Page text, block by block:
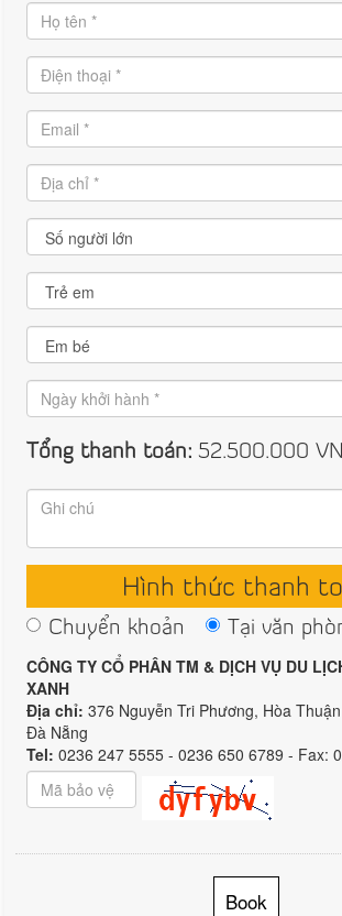
Tổng thanh toán: 52.500.000
Hình thức thanh
Chuyển khoản
Tại văn
CÔNG TY CỔ PHÂN TM & DỊCH VỤ DU
XANH
Địa chỉ: 376 Nguyễn Tri Phương, Hòa
Đà Nẵng
Tel: 0236 247 5555 - 0236 650 6789 - Fax:
Book